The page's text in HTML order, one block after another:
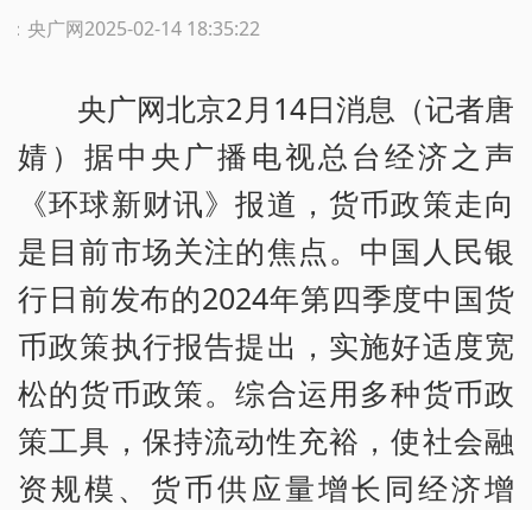
2025-02-14 18:35:22
：央广网
央广网北京2月14日消息（记者唐
婧）据中央广播电视总台经济之声
《环球新财讯》报道，货币政策走向
是目前市场关注的焦点。中国人民银
行日前发布的2024年第四季度中国货
币政策执行报告提出，实施好适度宽
松的货币政策。综合运用多种货币政
策工具，保持流动性充裕，使社会融
资规模、货币供应量增长同经济增